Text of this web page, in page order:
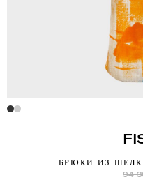
БРЮКИ ИЗ ШЕЛКА
94